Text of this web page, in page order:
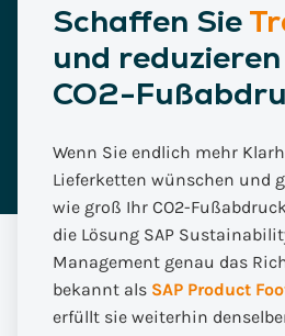
Schaffen Sie
und
CO2-
Wenn Sie endlich mehr
Lieferketten wünschen und
wie groß Ihr CO2-
die Lösung SAP
Management genau das
bekannt als SAP Product
erfüllt sie weiterhin